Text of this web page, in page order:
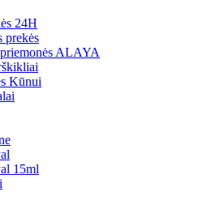
24H
prekės
ALAYA
Kūnui
15ml